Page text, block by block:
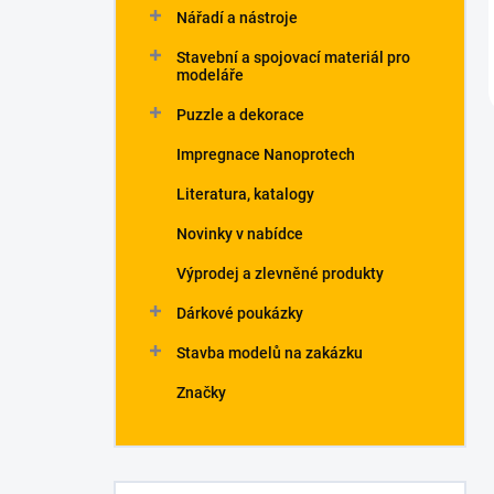
Nářadí a nástroje
Stavební a spojovací materiál pro
modeláře
Puzzle a dekorace
Impregnace Nanoprotech
Literatura, katalogy
Novinky v nabídce
Výprodej a zlevněné produkty
Dárkové poukázky
Stavba modelů na zakázku
Značky